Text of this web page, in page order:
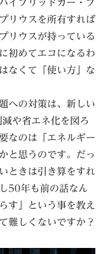
イブリッドカー・プ
リウスを所有すれば
リウスが持っている
初めてエコになるわ
なくて「使い方」な
への対策は、新しい
や省エネ化を図ろ
なのは「エネルギー
と思うのです。だっ
ときは引き算をすれ
50年も前の話なん
す」という事を教え
難しくないですか？